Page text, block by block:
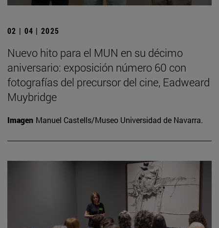
02 | 04 | 2025
Nuevo hito para el MUN en su décimo
aniversario: exposición número 60 con
fotografías del precursor del cine, Eadweard
Muybridge
Imagen Manuel Castells/Museo Universidad de Navarra.